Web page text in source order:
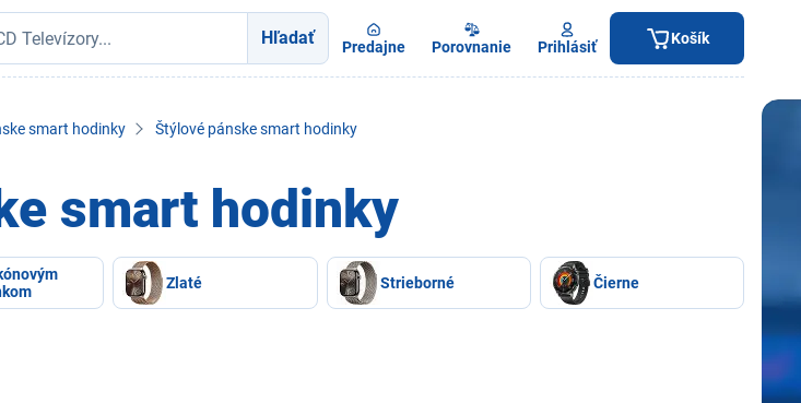
Hľadať Predajne Porovnanie Prihlásiť Košík
smart hodinky Štýlové pánske smart hodinky
smart hodinky
Zlaté Strieborné Čierne